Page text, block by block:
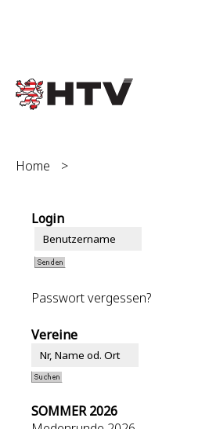
Home >
Login
Passwort vergessen?
Vereine
SOMMER 2026